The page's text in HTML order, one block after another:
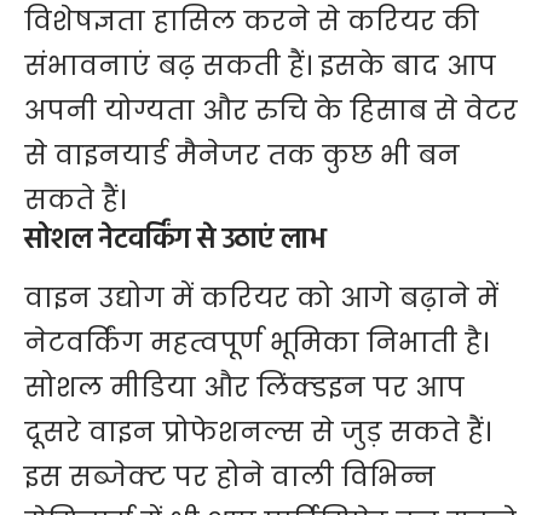
विशेषज्ञता हासिल करने से करियर की
संभावनाएं बढ़ सकती हैं। इसके बाद आप
अपनी योग्यता और रुचि के हिसाब से वेटर
से वाइनयार्ड मैनेजर तक कुछ भी बन
सकते हैं।
सोशल नेटवर्किंग से उठाएं लाभ
वाइन उद्योग में करियर को आगे बढ़ाने में
नेटवर्किंग महत्वपूर्ण भूमिका निभाती है।
सोशल मीडिया और लिंक्डइन पर आप
दूसरे वाइन प्रोफेशनल्स से जुड़ सकते हैं।
इस सब्जेक्ट पर होने वाली विभिन्न